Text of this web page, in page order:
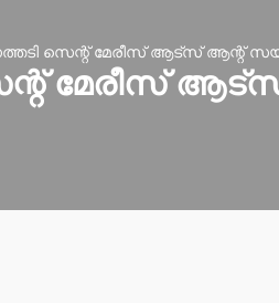
സെന്റ് മേരീസ് ആട്‌സ് ആന്റ്
മേരീസ്